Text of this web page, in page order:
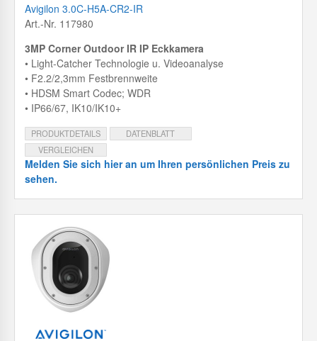
Avigilon 3.0C-H5A-CR2-IR
Art.-Nr. 117980
3MP Corner Outdoor IR IP Eckkamera
• Light-Catcher Technologie u. Videoanalyse
• F2.2/2,3mm Festbrennweite
• HDSM Smart Codec; WDR
• IP66/67, IK10/IK10+
PRODUKTDETAILS
DATENBLATT
VERGLEICHEN
Melden Sie sich hier an um Ihren persönlichen Preis zu
sehen.